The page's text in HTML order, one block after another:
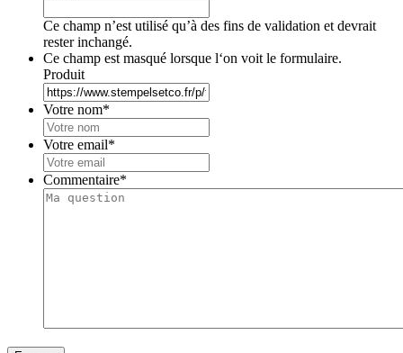
Ce champ n’est utilisé qu’à des fins de validation et devrait
rester inchangé.
Ce champ est masqué lorsque l‘on voit le formulaire.
Produit
Votre nom*
Votre email*
Commentaire*